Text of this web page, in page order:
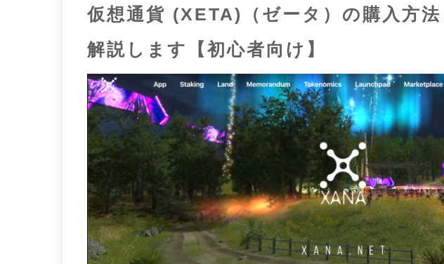
仮想通貨 (XETA)（ゼータ）の購入方
解説します【初心者向け】